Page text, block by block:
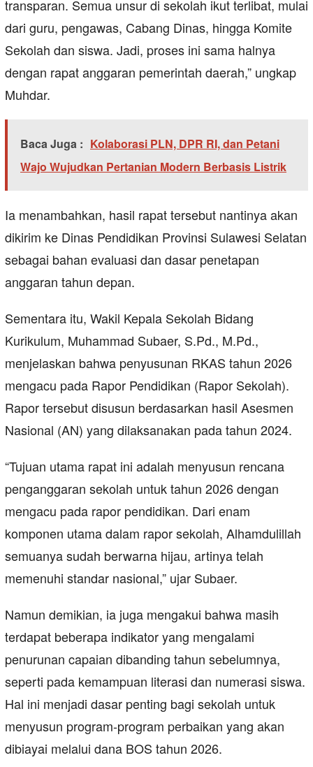
transparan. Semua unsur di sekolah ikut terlibat, mulai
dari guru, pengawas, Cabang Dinas, hingga Komite
Sekolah dan siswa. Jadi, proses ini sama halnya
dengan rapat anggaran pemerintah daerah,” ungkap
Muhdar.
Baca Juga : Kolaborasi PLN, DPR RI, dan Petani
Wajo Wujudkan Pertanian Modern Berbasis Listrik
Ia menambahkan, hasil rapat tersebut nantinya akan
dikirim ke Dinas Pendidikan Provinsi Sulawesi Selatan
sebagai bahan evaluasi dan dasar penetapan
anggaran tahun depan.
Sementara itu, Wakil Kepala Sekolah Bidang
Kurikulum, Muhammad Subaer, S.Pd., M.Pd.,
menjelaskan bahwa penyusunan RKAS tahun 2026
mengacu pada Rapor Pendidikan (Rapor Sekolah).
Rapor tersebut disusun berdasarkan hasil Asesmen
Nasional (AN) yang dilaksanakan pada tahun 2024.
“Tujuan utama rapat ini adalah menyusun rencana
penganggaran sekolah untuk tahun 2026 dengan
mengacu pada rapor pendidikan. Dari enam
komponen utama dalam rapor sekolah, Alhamdulillah
semuanya sudah berwarna hijau, artinya telah
memenuhi standar nasional,” ujar Subaer.
Namun demikian, ia juga mengakui bahwa masih
terdapat beberapa indikator yang mengalami
penurunan capaian dibanding tahun sebelumnya,
seperti pada kemampuan literasi dan numerasi siswa.
Hal ini menjadi dasar penting bagi sekolah untuk
menyusun program-program perbaikan yang akan
dibiayai melalui dana BOS tahun 2026.